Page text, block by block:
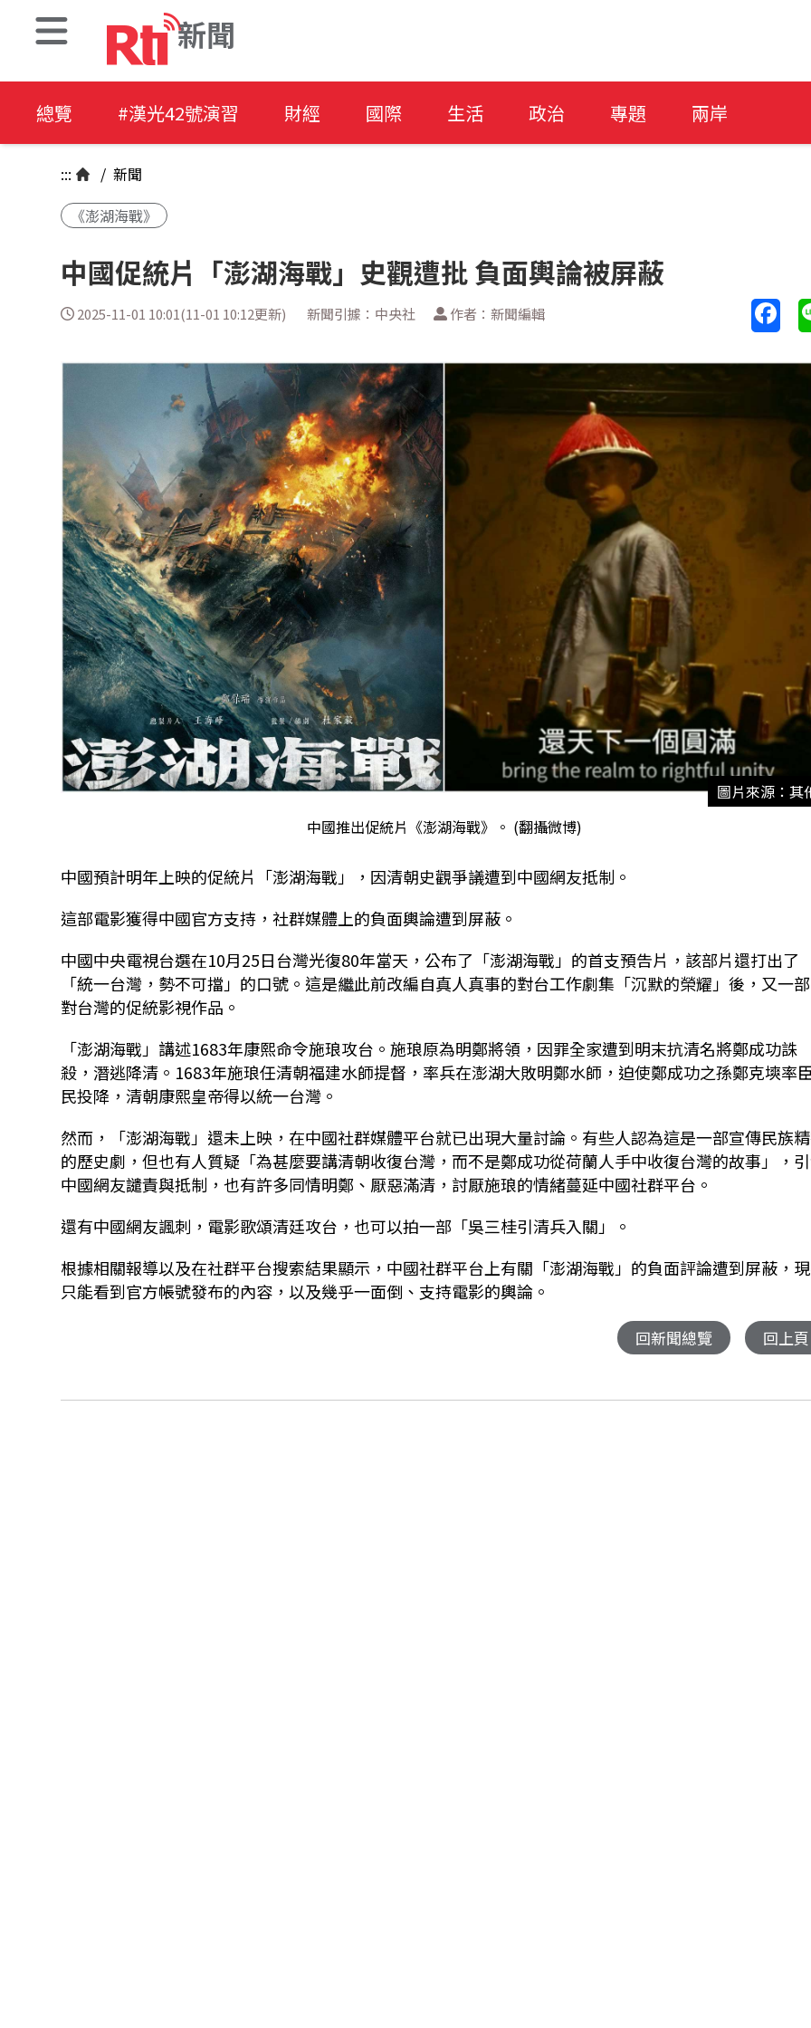
新聞
總覽 #漢光42號演習 財經 國際 生活 政治 專題 兩岸
::: / 新聞
《澎湖海戰》
中國促統片「澎湖海戰」史觀遭批 負面輿論被屏蔽
2025-11-01 10:01(11-01 10:12更新) 新聞引據：中央社 作者：新聞編輯
圖片來源：其
中國推出促統片《澎湖海戰》。 (翻攝微博)
中國預計明年上映的促統片「澎湖海戰」，因清朝史觀爭議遭到中國網友抵制。
這部電影獲得中國官方支持，社群媒體上的負面輿論遭到屏蔽。
中國中央電視台選在10月25日台灣光復80年當天，公布了「澎湖海戰」的首支預告片，該部片還打出了
「統一台灣，勢不可擋」的口號。這是繼此前改編自真人真事的對台工作劇集「沉默的榮耀」後，又一
對台灣的促統影視作品。
「澎湖海戰」講述1683年康熙命令施琅攻台。施琅原為明鄭將領，因罪全家遭到明末抗清名將鄭成功誅
殺，潛逃降清。1683年施琅任清朝福建水師提督，率兵在澎湖大敗明鄭水師，迫使鄭成功之孫鄭克塽率
民投降，清朝康熙皇帝得以統一台灣。
然而，「澎湖海戰」還未上映，在中國社群媒體平台就已出現大量討論。有些人認為這是一部宣傳民族
的歷史劇，但也有人質疑「為甚麼要講清朝收復台灣，而不是鄭成功從荷蘭人手中收復台灣的故事」，
中國網友譴責與抵制，也有許多同情明鄭、厭惡滿清，討厭施琅的情緒蔓延中國社群平台。
還有中國網友諷刺，電影歌頌清廷攻台，也可以拍一部「吳三桂引清兵入關」。
根據相關報導以及在社群平台搜索結果顯示，中國社群平台上有關「澎湖海戰」的負面評論遭到屏蔽，
只能看到官方帳號發布的內容，以及幾乎一面倒、支持電影的輿論。
回新聞總覽 回上頁